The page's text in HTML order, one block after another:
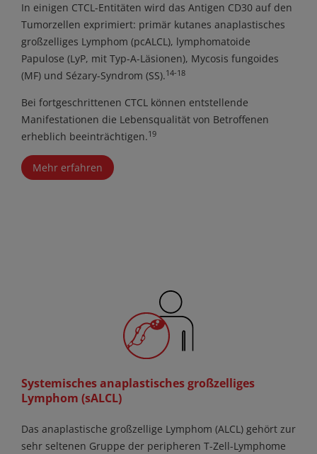
In einigen CTCL-Entitäten wird das Antigen CD30 auf den
Tumorzellen exprimiert: primär kutanes anaplastisches
großzelliges Lymphom (pcALCL), lymphomatoide
Papulose (LyP, mit Typ-A-Läsionen), Mycosis fungoides
(MF) und Sézary-Syndrom (SS).14-18
Bei fortgeschrittenen CTCL können entstellende
Manifestationen die Lebensqualität von Betroffenen
erheblich beeinträchtigen.19
Mehr erfahren
Systemisches anaplastisches großzelliges
Lymphom (sALCL)
Das anaplastische großzellige Lymphom (ALCL) gehört zur
sehr seltenen Gruppe der peripheren T-Zell-Lymphome